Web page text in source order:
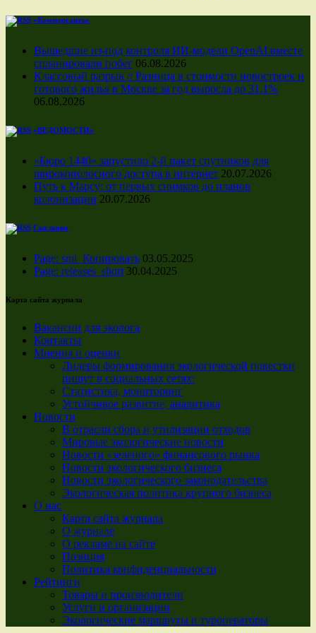
«Коммерсантъ»
Вышедшие из-под контроля ИИ-модели OpenAI вместе
спланировали побег 06.08.2026
Классовый разрыв // Разница в стоимости новостроек и
готового жилья в Москве за год выросла до 31,1%
06.08.2026
«ВЕДОМОСТИ»
«Бюро 1440» запустило 2-й пакет спутников для
широкополосного доступа в интернет 20.07.2026
Путь к Марсу: от первых снимков до планов
колонизации 20.07.2026
Сколково
Page: smi_Копировать 03.05.2025
Page: releases_short 30.04.2025
Карта сайта журнала
Вакансии для эколога
Контакты
Мнения и оценки
Лидеры формирования экологической повестки
пишут в социальных сетях:
Статистика, мониторинг
Устойчивое развитие, аналитика
Новости
В отрасли сбора и утилизации отходов
Мировые экологические новости
Новости «зеленого» финансового рынка
Новости экологического бизнеса
Новости экологического законодательства
Экологическая политика крупного бизнеса
О нас
Карта сайта журнала
О журнале
О рекламе на сайте
Позиция
Политика конфиденциальности
Рейтинги
Товары и производители
Услуги и организации
Экологические маршруты и туроператоры